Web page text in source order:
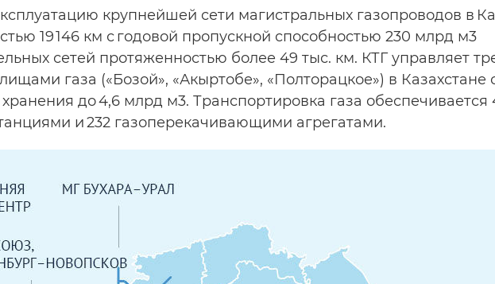
крупнейшей сети магистральных газопроводов в
19 146 км с годовой пропускной способностью 230 млрд м3
сетей протяженностью более 49 тыс. км. КТГ управляет
газа («Бозой», «Акыртобе», «Полторацкое») в Казахстане
до 4,6 млрд м3. Транспортировка газа обеспечивается
и 232 газоперекачивающими агрегатами.